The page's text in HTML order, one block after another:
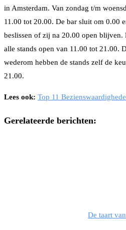
in Amsterdam. Van zondag t/m
11.00 tot 20.00. De bar sluit om 0.00
beslissen of zij na 20.00 open blijven.
alle stands open van 11.00 tot 21.00.
wederom hebben de stands zelf de
21.00.
Lees ook: Top 11
Gerelateerde berichten:
De taart